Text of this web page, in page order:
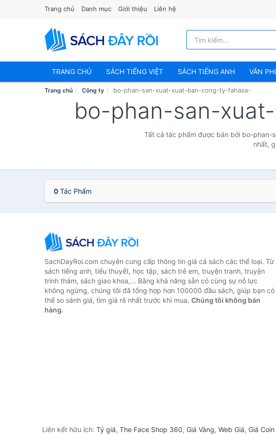
Trang chủ Danh mục Giới thiệu Liên hệ
TRANG CHỦ SÁCH TIẾNG VIỆT SÁCH TIẾNG ANH VĂN
Trang chủ Công ty bo-phan-san-xuat-xuat-ban-cong-ty-fahasa-
bo-phan-san-
Tất cả tác phẩm được bán bởi bo-
nhất,
0 Tác Phẩm
SachDayRoi.com chuyên cung cấp thông tin giá cả sách các thể loại. Từ
sách tiếng anh, tiểu thuyết, học tập, sách trẻ em, truyện tranh, truyện
trinh thám, sách giao khoa,... Bằng khả năng sẵn có cùng sự nỗ lực
không ngừng, chúng tôi đã tổng hợp hơn 100000 đầu sách, giúp bạn có
thể so sánh giá, tìm giá rẻ nhất trước khi mua. Chúng tôi không bán
hàng.
Liên kết hữu ích: Tỷ giá, The Face Shop 360, Giá Vàng, Web Giá, Giá Coin